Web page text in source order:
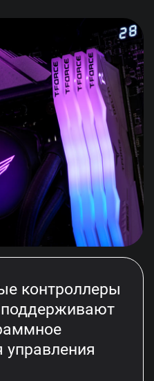
контроллеры
поддерживают
управления